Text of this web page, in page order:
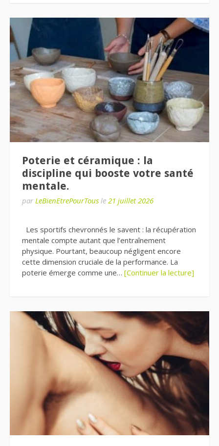
Poterie et céramique : la
discipline qui booste votre santé
mentale.
par LeBienEtrePourTous le 21 juillet 2026
Les sportifs chevronnés le savent : la récupération
mentale compte autant que l’entraînement
physique. Pourtant, beaucoup négligent encore
cette dimension cruciale de la performance. La
poterie émerge comme une… [Continuer la lecture]